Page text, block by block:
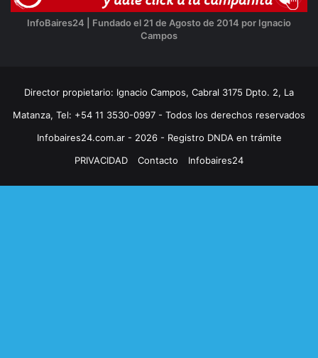
InfoBaires24 | Fundado el 21 de Agosto de 2014 por Ignacio
Campos
Director propietario: Ignacio Campos, Cabral 3175 Dpto. 2, La
Matanza, Tel: +54 11 3530-0997 - Todos los derechos reservados
Infobaires24.com.ar - 2026 - Registro DNDA en trámite
PRIVACIDAD
Contacto Infobaires24